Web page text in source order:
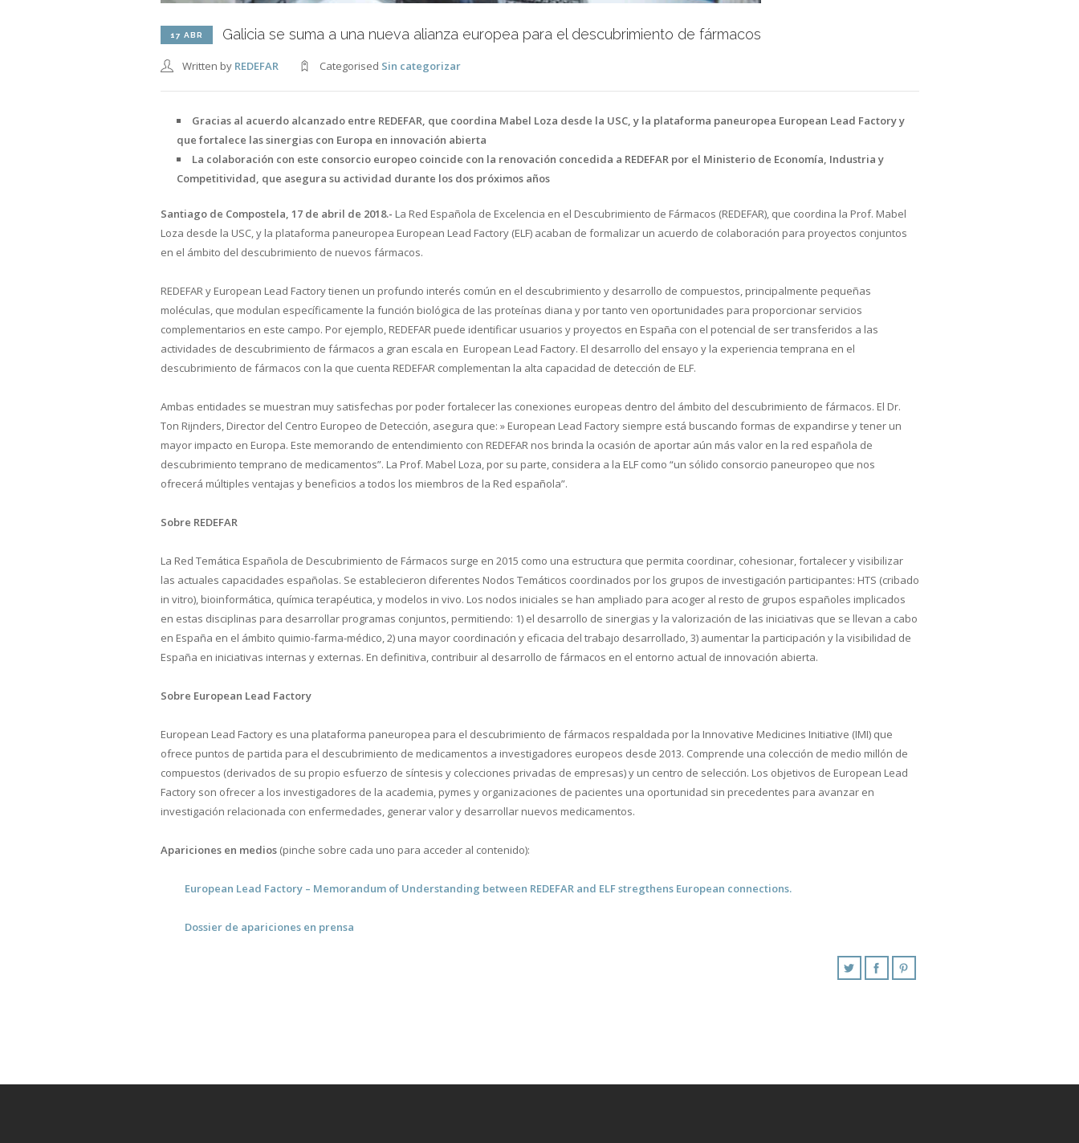
17 ABR Galicia se suma a una nueva alianza europea para el descubrimiento de fármacos
Written by REDEFAR Categorised Sin categorizar
Gracias al acuerdo alcanzado entre REDEFAR, que coordina Mabel Loza desde la USC, y la plataforma paneuropea European Lead Factory y
que fortalece las sinergias con Europa en innovación abierta
La colaboración con este consorcio europeo coincide con la renovación concedida a REDEFAR por el Ministerio de Economía, Industria y
Competitividad, que asegura su actividad durante los dos próximos años
Santiago de Compostela, 17 de abril de 2018.- La Red Española de Excelencia en el Descubrimiento de Fármacos (REDEFAR), que coordina la Prof. Mabel
Loza desde la USC, y la plataforma paneuropea European Lead Factory (ELF) acaban de formalizar un acuerdo de colaboración para proyectos conjuntos
en el ámbito del descubrimiento de nuevos fármacos.
REDEFAR y European Lead Factory tienen un profundo interés común en el descubrimiento y desarrollo de compuestos, principalmente pequeñas
moléculas, que modulan específicamente la función biológica de las proteínas diana y por tanto ven oportunidades para proporcionar servicios
complementarios en este campo. Por ejemplo, REDEFAR puede identificar usuarios y proyectos en España con el potencial de ser transferidos a las
actividades de descubrimiento de fármacos a gran escala en European Lead Factory. El desarrollo del ensayo y la experiencia temprana en el
descubrimiento de fármacos con la que cuenta REDEFAR complementan la alta capacidad de detección de ELF.
Ambas entidades se muestran muy satisfechas por poder fortalecer las conexiones europeas dentro del ámbito del descubrimiento de fármacos. El Dr.
Ton Rijnders, Director del Centro Europeo de Detección, asegura que: » European Lead Factory siempre está buscando formas de expandirse y tener un
mayor impacto en Europa. Este memorando de entendimiento con REDEFAR nos brinda la ocasión de aportar aún más valor en la red española de
descubrimiento temprano de medicamentos”. La Prof. Mabel Loza, por su parte, considera a la ELF como “un sólido consorcio paneuropeo que nos
ofrecerá múltiples ventajas y beneficios a todos los miembros de la Red española”.
Sobre REDEFAR
La Red Temática Española de Descubrimiento de Fármacos surge en 2015 como una estructura que permita coordinar, cohesionar, fortalecer y visibilizar
las actuales capacidades españolas. Se establecieron diferentes Nodos Temáticos coordinados por los grupos de investigación participantes: HTS (cribado
in vitro), bioinformática, química terapéutica, y modelos in vivo. Los nodos iniciales se han ampliado para acoger al resto de grupos españoles implicados
en estas disciplinas para desarrollar programas conjuntos, permitiendo: 1) el desarrollo de sinergias y la valorización de las iniciativas que se llevan a cabo
en España en el ámbito quimio-farma-médico, 2) una mayor coordinación y eficacia del trabajo desarrollado, 3) aumentar la participación y la visibilidad de
España en iniciativas internas y externas. En definitiva, contribuir al desarrollo de fármacos en el entorno actual de innovación abierta.
Sobre European Lead Factory
European Lead Factory es una plataforma paneuropea para el descubrimiento de fármacos respaldada por la Innovative Medicines Initiative (IMI) que
ofrece puntos de partida para el descubrimiento de medicamentos a investigadores europeos desde 2013. Comprende una colección de medio millón de
compuestos (derivados de su propio esfuerzo de síntesis y colecciones privadas de empresas) y un centro de selección. Los objetivos de European Lead
Factory son ofrecer a los investigadores de la academia, pymes y organizaciones de pacientes una oportunidad sin precedentes para avanzar en
investigación relacionada con enfermedades, generar valor y desarrollar nuevos medicamentos.
Apariciones en medios(pinche sobre cada uno para acceder al contenido):
European Lead Factory – Memorandum of Understanding between REDEFAR and ELF stregthens European connections.
Dossier de apariciones en prensa